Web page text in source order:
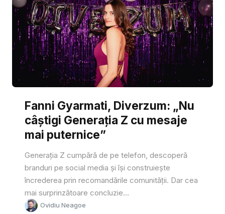
Fanni Gyarmati, Diverzum: „Nu
câștigi Generația Z cu mesaje
mai puternice”
Generația Z cumpără de pe telefon, descoperă
branduri pe social media și își construiește
încrederea prin recomandările comunității. Dar cea
mai surprinzătoare concluzie...
Ovidiu Neagoe